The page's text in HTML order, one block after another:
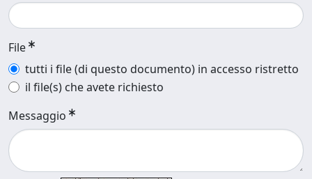
File
tutti i file (di questo documento) in accesso ristretto
il file(s) che avete richiesto
Messaggio